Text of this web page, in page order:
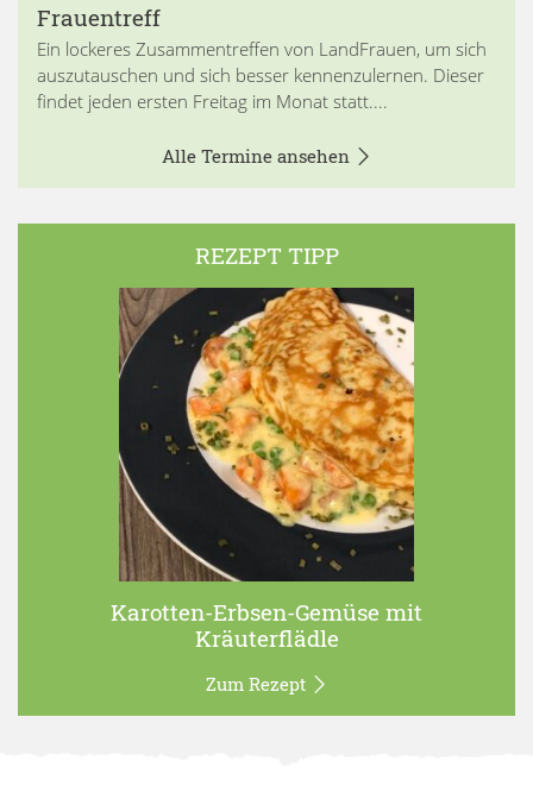
Frauentreff
Ein lockeres Zusammentreffen von LandFrauen, um sich
auszutauschen und sich besser kennenzulernen. Dieser
findet jeden ersten Freitag im Monat statt....
Alle Termine ansehen
REZEPT TIPP
Karotten-Erbsen-Gemüse mit
Kräuterflädle
Zum Rezept